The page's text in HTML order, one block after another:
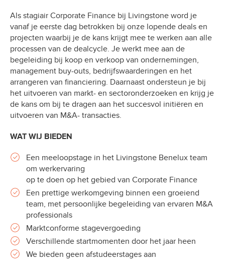
Als stagiair Corporate Finance bij Livingstone word je
vanaf je eerste dag betrokken bij onze lopende deals en
projecten waarbij je de kans krijgt mee te werken aan alle
processen van de dealcycle. Je werkt mee aan de
begeleiding bij koop en verkoop van ondernemingen,
management buy-outs, bedrijfswaarderingen en het
arrangeren van financiering. Daarnaast ondersteun je bij
het uitvoeren van markt- en sectoronderzoeken en krijg je
de kans om bij te dragen aan het succesvol initiëren en
uitvoeren van M&A- transacties.
WAT WIJ BIEDEN
Een meeloopstage in het Livingstone Benelux team
om werkervaring
op te doen op het gebied van Corporate Finance
Een prettige werkomgeving binnen een groeiend
team, met persoonlijke begeleiding van ervaren M&A
professionals
Marktconforme stagevergoeding
Verschillende startmomenten door het jaar heen
We bieden geen afstudeerstages aan